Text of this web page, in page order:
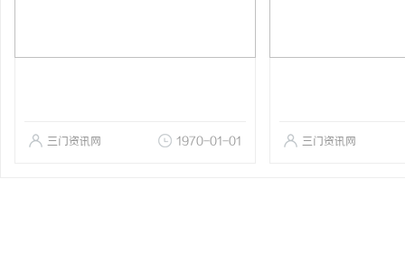
三门资讯网 1970-01-01 三门资讯网